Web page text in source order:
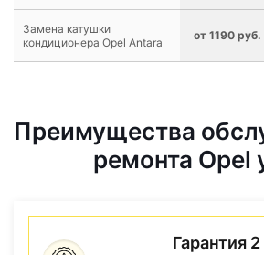
Замена катушки
кондиционера Opel Antara
от 1190 руб.
Преимущества
ремонта Opel
Гарантия 2